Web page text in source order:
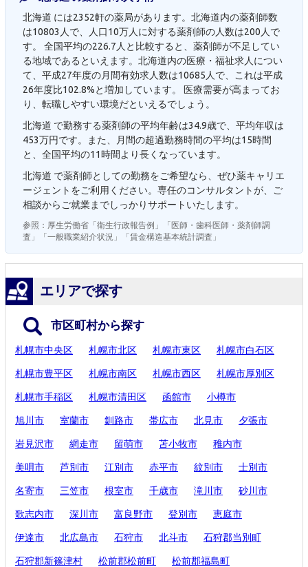
北海道 には2352軒の薬局があります。北海道内の薬剤師数
は10803人で、人口10万人に対する薬剤師の人数は200人で
す。 全国平均の226.7人と比較すると、薬剤師が不足してい
る地域であるといえます。北海道内の医療・福祉求人につい
て、平成27年度の月間有効求人数は10685人で、これは平成
26年度比102.8%と増加しています。 医療需要が高まってお
り、転職しやすい環境だといえるでしょう。
北海道 で勤務する薬剤師の平均年齢は34.9歳で、平均年収は
453万円です。また、月間の超過勤務時間の平均は15時間
と、全国平均の11時間より長くなっています。
北海道 で薬剤師としての勤務をご希望なら、ぜひ薬キャリエ
ージェントをご利用ください。専任のコンサルタントが、ご
相談からご就業までしっかりサポートいたします。
参照：厚生労働省「衛生行政報告例」「医師・歯科医師・薬剤師調
査」「一般職業紹介状況」「賃金構造基本統計調査」
エリアで探す
市区町村から探す
札幌市中央区 札幌市北区 札幌市東区 札幌市白石区
札幌市豊平区 札幌市南区 札幌市西区 札幌市厚別区
札幌市手稲区 札幌市清田区 函館市 小樽市
旭川市 室蘭市 釧路市 帯広市 北見市 夕張市
岩見沢市 網走市 留萌市 苫小牧市 稚内市
美唄市 芦別市 江別市 赤平市 紋別市 士別市
名寄市 三笠市 根室市 千歳市 滝川市 砂川市
歌志内市 深川市 富良野市 登別市 恵庭市
伊達市 北広島市 石狩市 北斗市 石狩郡当別町
石狩郡新篠津村 松前郡松前町 松前郡福島町